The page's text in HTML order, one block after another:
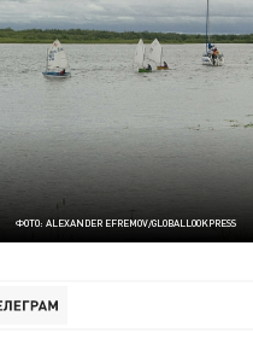
ФОТО: ALEXANDER EFREMOV/GLOBALLOOKPRESS